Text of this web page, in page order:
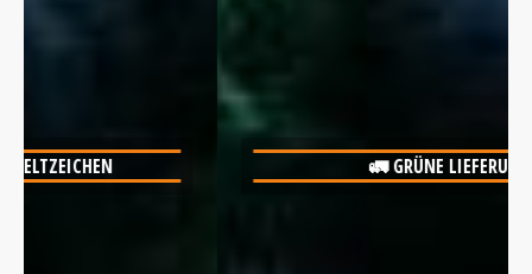
🚛 GRÜNE LIEFERUNGEN